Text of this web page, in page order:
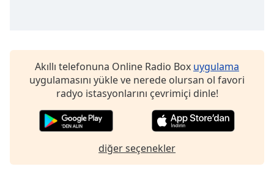
End
Akıllı telefonuna Online Radio Box uygulama
uygulamasını yükle ve nerede olursan ol favori
radyo istasyonlarını çevrimiçi dinle!
diğer seçenekler